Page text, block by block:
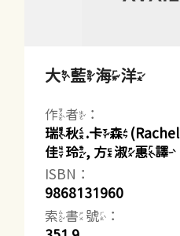
大藍海洋
作者：
瑞秋.卡森(Rachel
佳玲, 方淑惠譯
ISBN：
9868131960
索書號：